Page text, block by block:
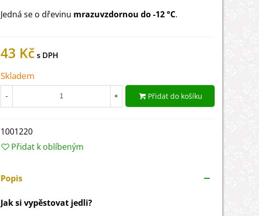
Jedná se o dřevinu mrazuvzdornou do -12 °C.
43 Kč
Skladem
- + Přidat do košíku
1001220
Přidat k oblíbeným
Popis
Jak si vypěstovat jedli?